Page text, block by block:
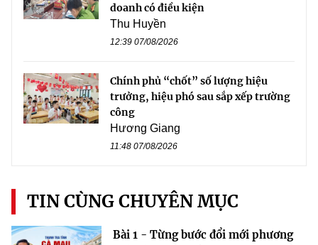
doanh có điều kiện
Thu Huyền
12:39 07/08/2026
Chính phủ “chốt” số lượng hiệu
trưởng, hiệu phó sau sắp xếp trường
công
Hương Giang
11:48 07/08/2026
TIN CÙNG CHUYÊN MỤC
Bài 1 - Từng bước đổi mới phương